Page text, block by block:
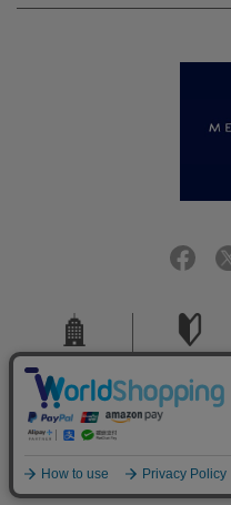
会社概要
ご利用規約
COPYRIGHT (C)